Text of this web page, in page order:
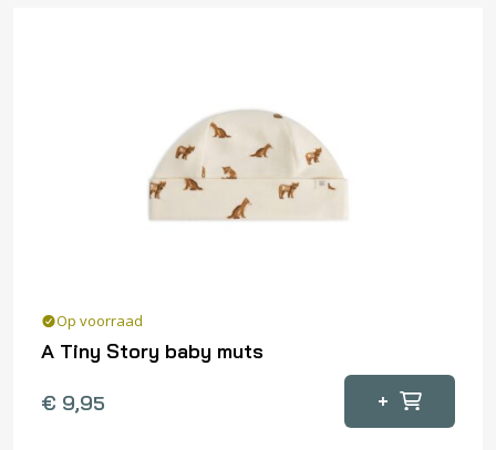
Op voorraad
A Tiny Story baby muts
€ 9,95 +